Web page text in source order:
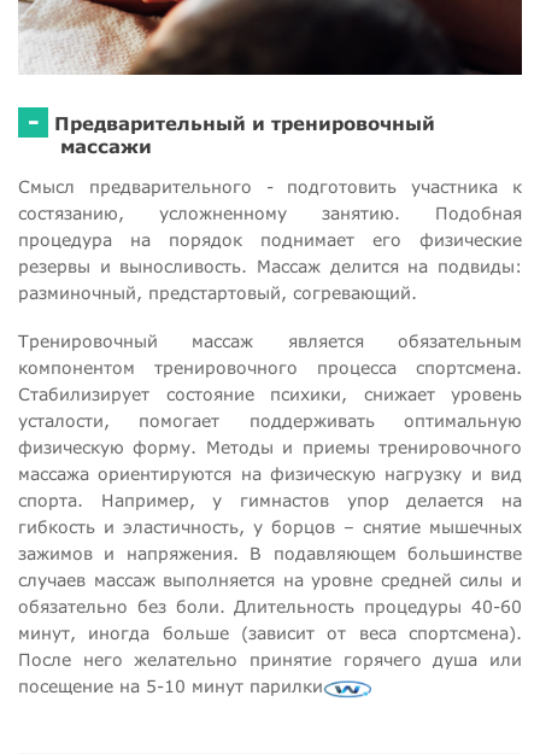
-
Предварительный и тренировочный
массажи
Смысл предварительного - подготовить участника к
состязанию, усложненному занятию. Подобная
процедура на порядок поднимает его физические
резервы и выносливость. Массаж делится на подвиды:
разминочный, предстартовый, согревающий.
Тренировочный массаж является обязательным
компонентом тренировочного процесса спортсмена.
Стабилизирует состояние психики, снижает уровень
усталости, помогает поддерживать оптимальную
физическую форму. Методы и приемы тренировочного
массажа ориентируются на физическую нагрузку и вид
спорта. Например, у гимнастов упор делается на
гибкость и эластичность, у борцов – снятие мышечных
зажимов и напряжения. В подавляющем большинстве
случаев массаж выполняется на уровне средней силы и
обязательно без боли. Длительность процедуры 40-60
минут, иногда больше (зависит от веса спортсмена).
После него желательно принятие горячего душа или
посещение на 5-10 минут парилки